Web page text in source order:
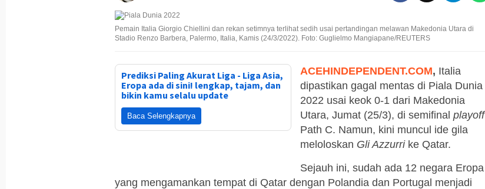
Pemain Italia Giorgio Chiellini dan rekan setimnya terlihat sedih usai pertandingan melawan Makedonia Utara di
Stadio Renzo Barbera, Palermo, Italia, Kamis (24/3/2022). Foto: Guglielmo Mangiapane/REUTERS
Prediksi Paling Akurat Liga - Liga Asia,
Eropa ada di sini! lengkap, tajam, dan
bikin kamu selalu update
Baca Selengkapnya
ACEHINDEPENDENT.COM, Italia
dipastikan gagal mentas di Piala Dunia
2022 usai keok 0-1 dari Makedonia
Utara, Jumat (25/3), di semifinal playoff
Path C. Namun, kini muncul ide gila
meloloskan Gli Azzurri ke Qatar.
Sejauh ini, sudah ada 12 negara Eropa
yang mengamankan tempat di Qatar dengan Polandia dan Portugal menjadi